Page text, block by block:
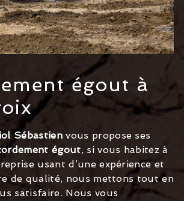
égout à
Sébastienvous propose ses
égout, si vous habitez à
usant d’une expérience et
de qualité, nous mettons tout en
satisfaire. Nous vous